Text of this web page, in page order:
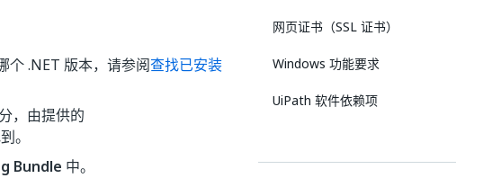
个 .NET 版本，请参阅查找已安装
，由提供的
。
Bundle 中。
网页证书（SSL 证书）
Windows 功能要求
UiPath 软件依赖项